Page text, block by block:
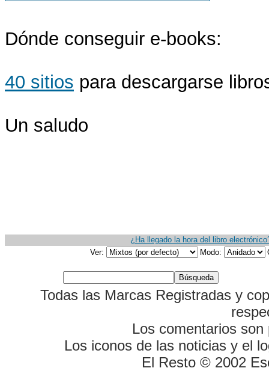
Dónde conseguir e-books:
40 sitios para descargarse
Un saludo
¿Ha llegado la hora del libro
Ver:
Modo:
Todas las Marcas Registradas y
Los comentarios
Los iconos de las noticias y el
El Resto © 2002